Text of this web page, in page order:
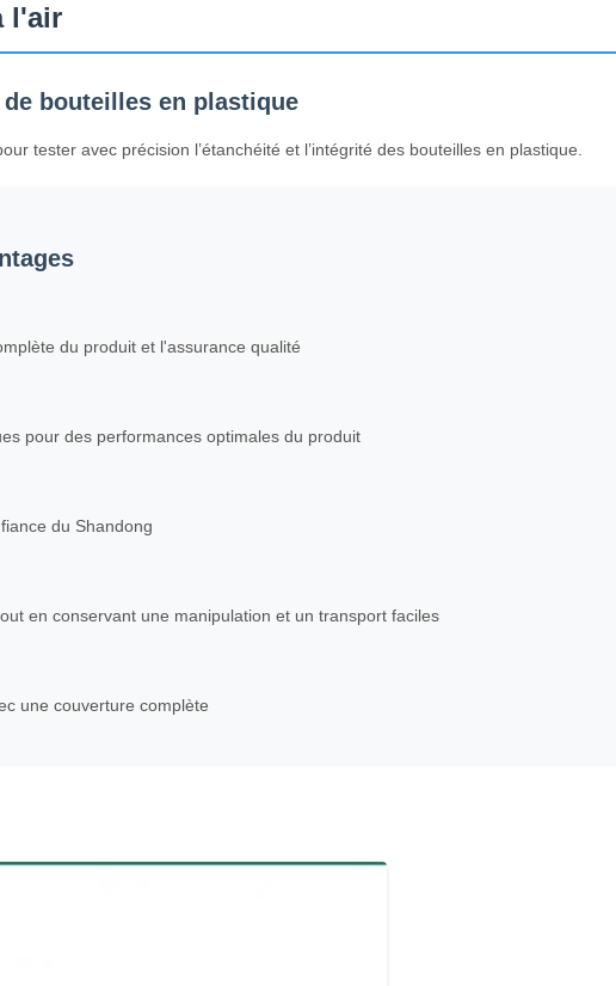
l'air
bouteilles en plastique
tester avec précision l’étanchéité et l’intégrité des bouteilles en plastique.
du produit et l'assurance qualité
pour des performances optimales du produit
du Shandong
en conservant une manipulation et un transport faciles
une couverture complète